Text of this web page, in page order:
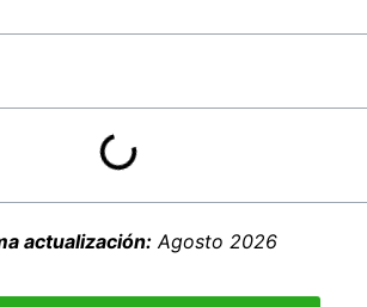
actualización: Agosto 2026